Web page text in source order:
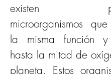
existen
microorganismos
la misma función
hasta la mitad de
planeta. Estos